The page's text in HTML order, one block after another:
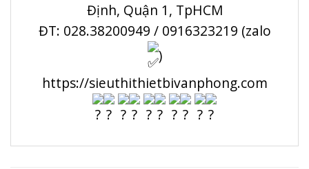
Định, Quận 1, TpHCM
ĐT: 028.38200949 / 0916323219 (zalo
)
https://sieuthithietbivanphong.com